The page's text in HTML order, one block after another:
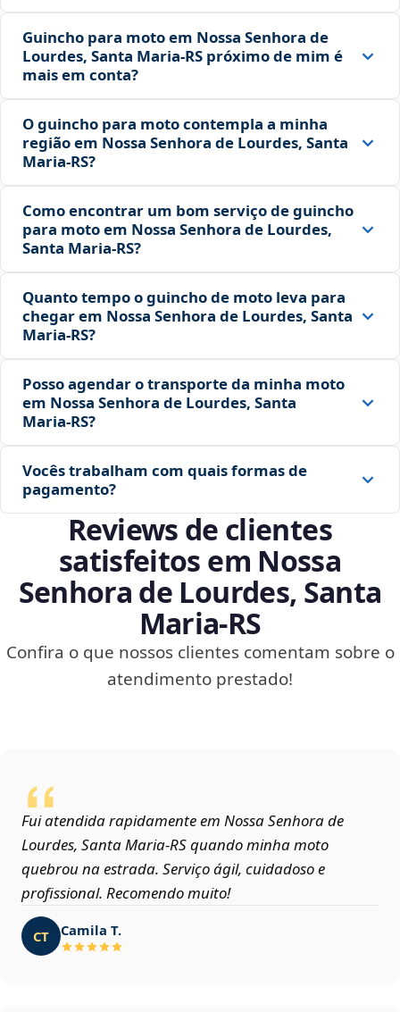
Guincho para moto em Nossa Senhora de
Lourdes, Santa Maria‑RS próximo de mim é
mais em conta?
O guincho para moto contempla a minha
região em Nossa Senhora de Lourdes, Santa
Maria‑RS?
Como encontrar um bom serviço de guincho
para moto em Nossa Senhora de Lourdes,
Santa Maria‑RS?
Quanto tempo o guincho de moto leva para
chegar em Nossa Senhora de Lourdes, Santa
Maria‑RS?
Posso agendar o transporte da minha moto
em Nossa Senhora de Lourdes, Santa
Maria‑RS?
Vocês trabalham com quais formas de
pagamento?
Reviews de clientes
satisfeitos em Nossa
Senhora de Lourdes, Santa
Maria‑RS
Confira o que nossos clientes comentam sobre o
atendimento prestado!
Fui atendida rapidamente em Nossa Senhora de
Lourdes, Santa Maria‑RS quando minha moto
quebrou na estrada. Serviço ágil, cuidadoso e
profissional. Recomendo muito!
CT Camila T.